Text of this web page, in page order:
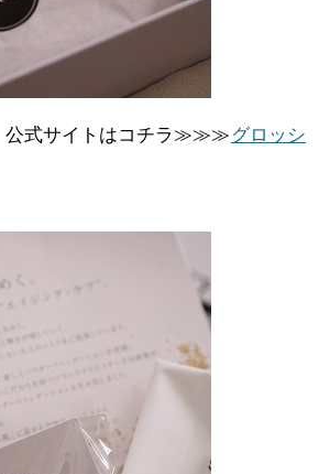
式サイトはコチラ≫≫≫ グロッシ